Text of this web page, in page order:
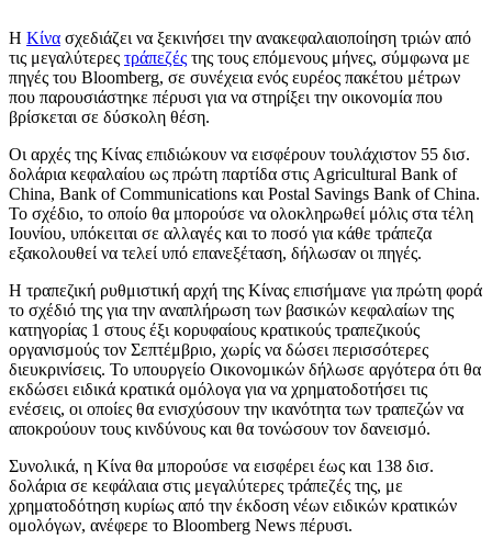
Η Κίνα σχεδιάζει να ξεκινήσει την ανακεφαλαιοποίηση τριών από
τις μεγαλύτερες τράπεζές της τους επόμενους μήνες, σύμφωνα με
πηγές του Bloomberg, σε συνέχεια ενός ευρέος πακέτου μέτρων
που παρουσιάστηκε πέρυσι για να στηρίξει την οικονομία που
βρίσκεται σε δύσκολη θέση.
Οι αρχές της Κίνας επιδιώκουν να εισφέρουν τουλάχιστον 55 δισ.
δολάρια κεφαλαίου ως πρώτη παρτίδα στις Agricultural Bank of
China, Bank of Communications και Postal Savings Bank of China.
Το σχέδιο, το οποίο θα μπορούσε να ολοκληρωθεί μόλις στα τέλη
Ιουνίου, υπόκειται σε αλλαγές και το ποσό για κάθε τράπεζα
εξακολουθεί να τελεί υπό επανεξέταση, δήλωσαν οι πηγές.
Η τραπεζική ρυθμιστική αρχή της Κίνας επισήμανε για πρώτη φορά
το σχέδιό της για την αναπλήρωση των βασικών κεφαλαίων της
κατηγορίας 1 στους έξι κορυφαίους κρατικούς τραπεζικούς
οργανισμούς τον Σεπτέμβριο, χωρίς να δώσει περισσότερες
διευκρινίσεις. Το υπουργείο Οικονομικών δήλωσε αργότερα ότι θα
εκδώσει ειδικά κρατικά ομόλογα για να χρηματοδοτήσει τις
ενέσεις, οι οποίες θα ενισχύσουν την ικανότητα των τραπεζών να
αποκρούουν τους κινδύνους και θα τονώσουν τον δανεισμό.
Συνολικά, η Κίνα θα μπορούσε να εισφέρει έως και 138 δισ.
δολάρια σε κεφάλαια στις μεγαλύτερες τράπεζές της, με
χρηματοδότηση κυρίως από την έκδοση νέων ειδικών κρατικών
ομολόγων, ανέφερε το Bloomberg News πέρυσι.